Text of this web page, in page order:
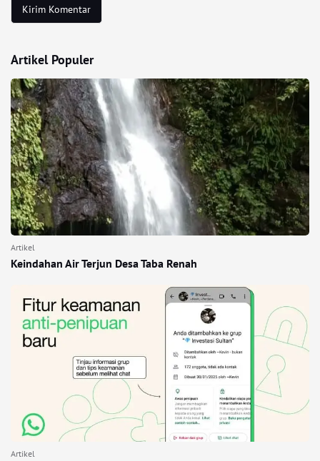
Artikel Populer
Artikel
Keindahan Air Terjun Desa Taba Renah
Artikel